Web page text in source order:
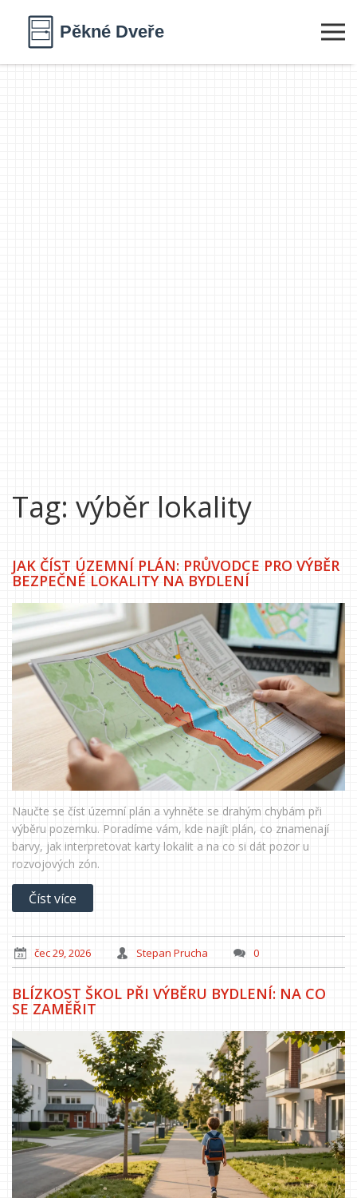
Tag: výběr lokality
JAK ČÍST ÚZEMNÍ PLÁN: PRŮVODCE PRO VÝBĚR
BEZPEČNÉ LOKALITY NA BYDLENÍ
Naučte se číst územní plán a vyhněte se drahým chybám při
výběru pozemku. Poradíme vám, kde najít plán, co znamenají
barvy, jak interpretovat karty lokalit a na co si dát pozor u
rozvojových zón.
Číst více
čec 29, 2026 Stepan Prucha 0
BLÍZKOST ŠKOL PŘI VÝBĚRU BYDLENÍ: NA CO
SE ZAMĚŘIT